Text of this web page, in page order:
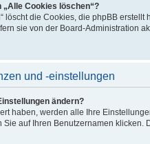
„Alle Cookies löschen“?
löscht die Cookies, die phpBB
sie von der Board-Administration
und -einstellungen
ändern?
haben, werden alle Ihre
Sie auf Ihren Benutzernamen klicken.